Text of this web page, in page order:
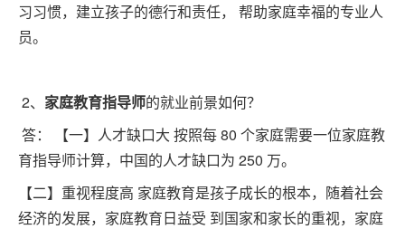
习习惯，建立孩子的德行和责任， 帮助家庭幸福的专业人
员。
2、 家庭教育指导师的就业前景如何？
答： 【一】人才缺口大 按照每 80 个家庭需要一位家庭教
育指导师计算，中国的人才缺口为 250 万。
【二】重视程度高 家庭教育是孩子成长的根本，随着社会
经济的发展，家庭教育日益受 到国家和家长的重视，家庭